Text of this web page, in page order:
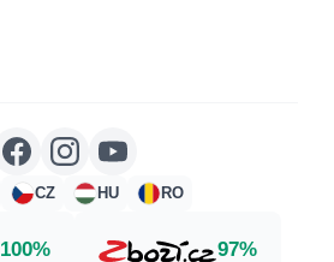
CZ HU RO
100% 97%